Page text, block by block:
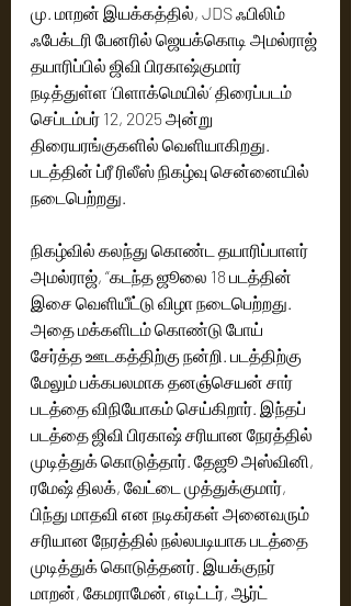
மு. மாறன் இயக்கத்தில், JDS ஃபிலிம்
ஃபேக்டரி பேனரில் ஜெயக்கொடி அமல்ராஜ்
தயாரிப்பில் ஜிவி பிரகாஷ்குமார்
நடித்துள்ள ‘பிளாக்மெயில்’ திரைப்படம்
செப்டம்பர் 12, 2025 அன்று
திரையரங்குகளில் வெளியாகிறது.
படத்தின் ப்ரீ ரிலீஸ் நிகழ்வு சென்னையில்
நடைபெற்றது.
நிகழ்வில் கலந்து கொண்ட தயாரிப்பாளர்
அமல்ராஜ், “கடந்த ஜூலை 18 படத்தின்
இசை வெளியீட்டு விழா நடைபெற்றது.
அதை மக்களிடம் கொண்டு போய்
சேர்த்த ஊடகத்திற்கு நன்றி. படத்திற்கு
மேலும் பக்கபலமாக தனஞ்செயன் சார்
படத்தை விநியோகம் செய்கிறார். இந்தப்
படத்தை ஜிவி பிரகாஷ் சரியான நேரத்தில்
முடித்துக் கொடுத்தார். தேஜூ அஸ்வினி,
ரமேஷ் திலக், வேட்டை முத்துக்குமார்,
பிந்து மாதவி என நடிகர்கள் அனைவரும்
சரியான நேரத்தில் நல்லபடியாக படத்தை
முடித்துக் கொடுத்தனர். இயக்குநர்
மாறன், கேமராமேன், எடிட்டர், ஆர்ட்